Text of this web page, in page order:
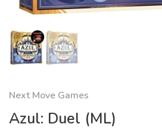
Next Move Games
Azul: Duel (ML)